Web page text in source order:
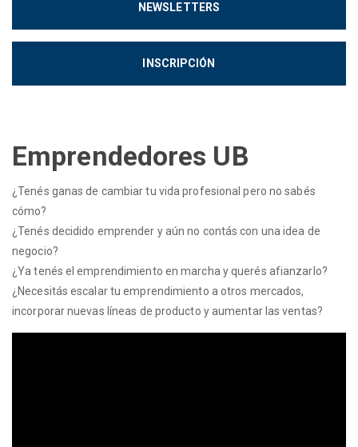
NEWSLETTERS
INSCRIPCIÓN
Emprendedores UB
¿Tenés ganas de cambiar tu vida profesional pero no sabés
cómo?
¿Tenés decidido emprender y aún no contás con una idea de
negocio?
¿Ya tenés el emprendimiento en marcha y querés afianzarlo?
¿Necesitás escalar tu emprendimiento a otros mercados,
incorporar nuevas líneas de producto y aumentar las ventas?